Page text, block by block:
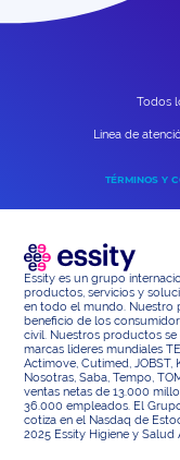
Todos
Linea de
TÉRMINOS Y
Essity es un grupo
productos, servicios y
en todo el mundo. Nuestro
beneficio de los
civil. Nuestros productos
marcas líderes mundiales
Actimove, Cutimed, JOBST,
Nosotras, Saba, Tempo,
ventas netas de 13.000
36.000 empleados. El
cotiza en el Nasdaq de
2025 Essity Higiene y Salud